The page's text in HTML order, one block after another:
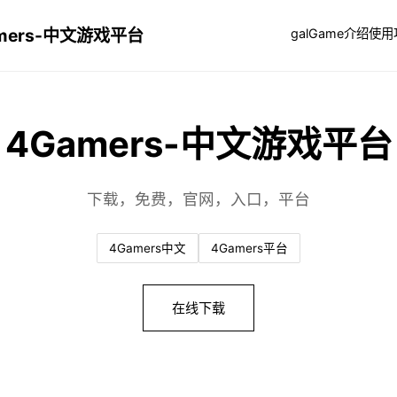
中文游戏平台 galGame介绍使用
4Gamers-中文游戏平台
下载，免费，官网，入口，平台
4Gamers中文 4Gamers平台
在线下载